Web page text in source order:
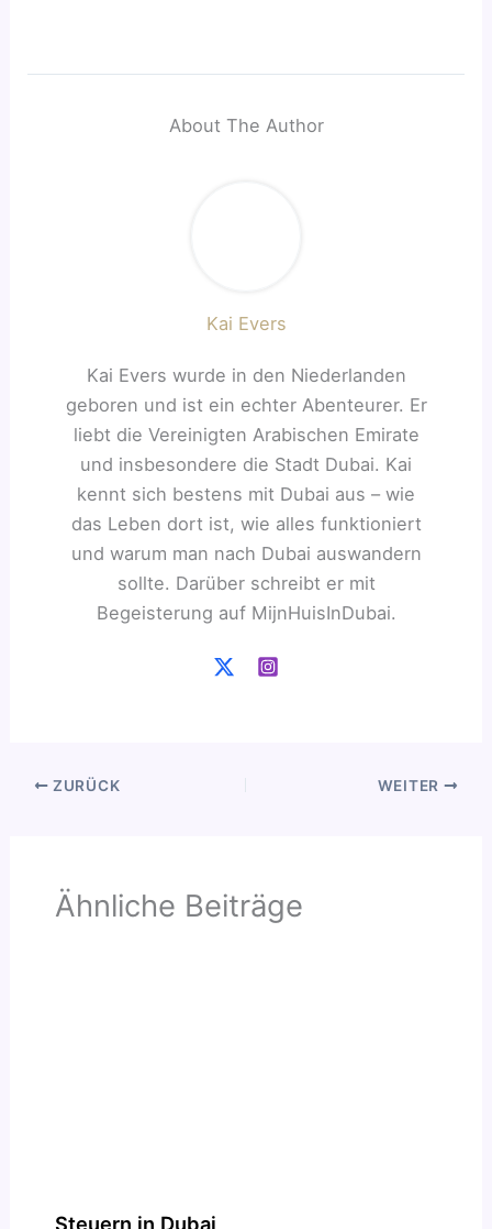
About The Author
Kai Evers
Kai Evers wurde in den Niederlanden
geboren und ist ein echter Abenteurer. Er
liebt die Vereinigten Arabischen Emirate
und insbesondere die Stadt Dubai. Kai
kennt sich bestens mit Dubai aus – wie
das Leben dort ist, wie alles funktioniert
und warum man nach Dubai auswandern
sollte. Darüber schreibt er mit
Begeisterung auf MijnHuisInDubai.
ZURÜCK WEITER
Ähnliche Beiträge
Steuern in Dubai